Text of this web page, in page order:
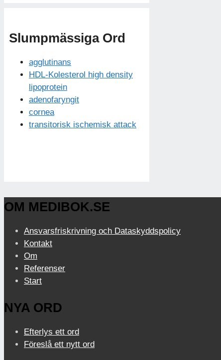
Slumpmässiga Ord
agglutinans
HDL-Kolesterol high density
lipoprotein
adenofaryngit
cornea
transitorisk ischemisk attack
OM MEDIBOK.SE
Ansvarsfriskrivning och Dataskyddspolicy
Kontakt
Om
Referenser
Start
NYA ORD
Efterlys ett ord
Föreslå ett nytt ord